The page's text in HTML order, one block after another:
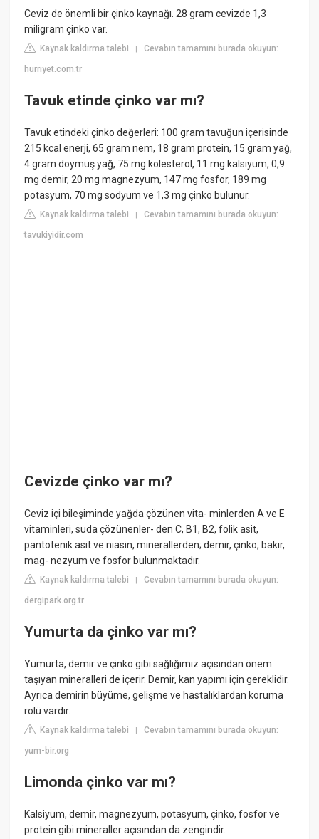
Ceviz de önemli bir çinko kaynağı. 28 gram cevizde 1,3
miligram çinko var.
Kaynak kaldırma talebi |Cevabın tamamını burada okuyun:
hurriyet.com.tr
Tavuk etinde çinko var mı?
Tavuk etindeki çinko değerleri: 100 gram tavuğun içerisinde
215 kcal enerji, 65 gram nem, 18 gram protein, 15 gram yağ,
4 gram doymuş yağ, 75 mg kolesterol, 11 mg kalsiyum, 0,9
mg demir, 20 mg magnezyum, 147 mg fosfor, 189 mg
potasyum, 70 mg sodyum ve 1,3 mg çinko bulunur.
Kaynak kaldırma talebi |Cevabın tamamını burada okuyun:
tavukiyidir.com
Cevizde çinko var mı?
Ceviz içi bileşiminde yağda çözünen vita- minlerden A ve E
vitaminleri, suda çözünenler- den C, B1, B2, folik asit,
pantotenik asit ve niasin, minerallerden; demir, çinko, bakır,
mag- nezyum ve fosfor bulunmaktadır.
Kaynak kaldırma talebi |Cevabın tamamını burada okuyun:
dergipark.org.tr
Yumurta da çinko var mı?
Yumurta, demir ve çinko gibi sağlığımız açısından önem
taşıyan mineralleri de içerir. Demir, kan yapımı için gereklidir.
Ayrıca demirin büyüme, gelişme ve hastalıklardan koruma
rolü vardır.
Kaynak kaldırma talebi |Cevabın tamamını burada okuyun:
yum-bir.org
Limonda çinko var mı?
Kalsiyum, demir, magnezyum, potasyum, çinko, fosfor ve
protein gibi mineraller açısından da zengindir.